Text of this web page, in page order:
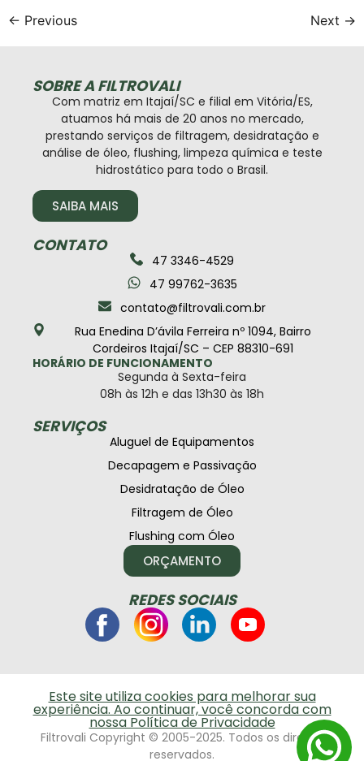
← Previous Next →
SOBRE A FILTROVALI
Com matriz em Itajaí/SC e filial em Vitória/ES,
atuamos há mais de 20 anos no mercado,
prestando serviços de filtragem, desidratação e
análise de óleo, flushing, limpeza química e teste
hidrostático para todo o Brasil.
SAIBA MAIS
CONTATO
47 3346-4529
47 99762-3635
contato@filtrovali.com.br
Rua Enedina D’ávila Ferreira nº 1094, Bairro
Cordeiros Itajaí/SC – CEP 88310-691
HORÁRIO DE FUNCIONAMENTO
Segunda à Sexta-feira
08h às 12h e das 13h30 às 18h
SERVIÇOS
Aluguel de Equipamentos
Decapagem e Passivação
Desidratação de Óleo
Filtragem de Óleo
Flushing com Óleo
ORÇAMENTO
REDES SOCIAIS
Este site utiliza cookies para melhorar sua
experiência. Ao continuar, você concorda com
nossa Política de Privacidade
Filtrovali Copyright © 2005-2025. Todos os direitos
reservados.